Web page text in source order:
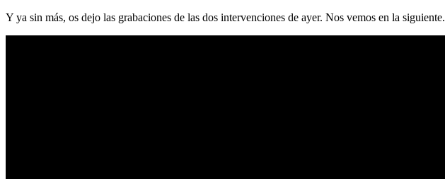
Y ya sin más, os dejo las grabaciones de las dos intervenciones de ayer. Nos vemos en la siguiente.